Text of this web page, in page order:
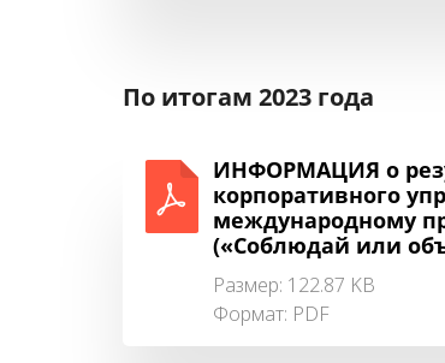
По итогам 2023 года
ИНФОРМАЦИЯ о
корпоративного
международному
(«Соблюдай или
Размер: 122.87 KB
Формат: PDF